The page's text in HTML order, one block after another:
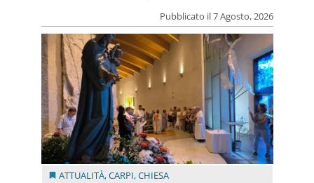
Pubblicato il 7 Agosto, 2026
ATTUALITÀ,CARPI,CHIESA